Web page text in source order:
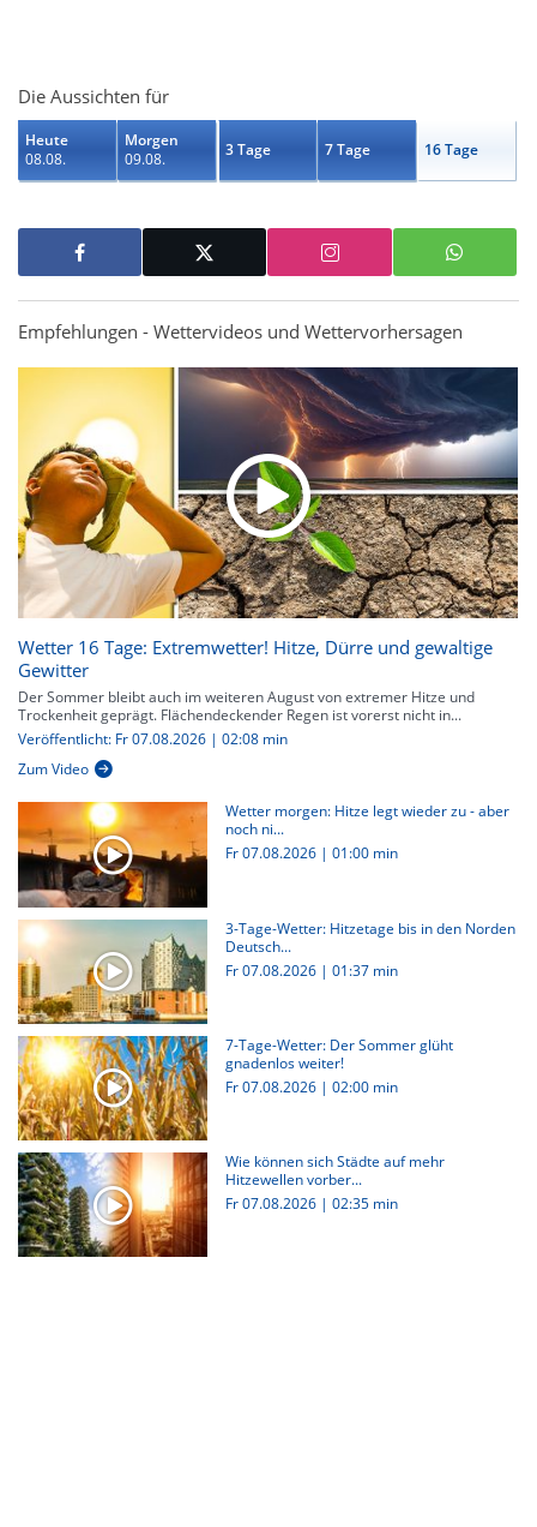
Die Aussichten für
Heute
08.08.
Morgen
09.08.
3 Tage 7 Tage 16 Tage
Empfehlungen - Wettervideos und Wettervorhersagen
Wetter 16 Tage: Extremwetter! Hitze, Dürre und gewaltige
Gewitter
Der Sommer bleibt auch im weiteren August von extremer Hitze und
Trockenheit geprägt. Flächendeckender Regen ist vorerst nicht in...
Veröffentlicht: Fr 07.08.2026 | 02:08 min
Zum Video
Wetter morgen: Hitze legt wieder zu - aber
noch ni...
Fr 07.08.2026 | 01:00 min
3-Tage-Wetter: Hitzetage bis in den Norden
Deutsch...
Fr 07.08.2026 | 01:37 min
7-Tage-Wetter: Der Sommer glüht
gnadenlos weiter!
Fr 07.08.2026 | 02:00 min
Wie können sich Städte auf mehr
Hitzewellen vorber...
Fr 07.08.2026 | 02:35 min